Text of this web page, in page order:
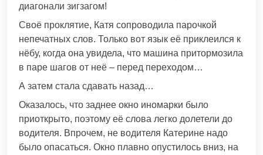
диагонали зигзагом!
Своё проклятие, Катя сопроводила парочкой
непечатных слов. Только вот язык её приклеился к
нёбу, когда она увидела, что машина притормозила
в паре шагов от неё – перед переходом…
А затем стала сдавать назад…
Оказалось, что заднее окно иномарки было
приоткрыто, поэтому её слова легко долетели до
водителя. Впрочем, не водителя Катерине надо
было опасаться. Окно плавно опустилось вниз, на